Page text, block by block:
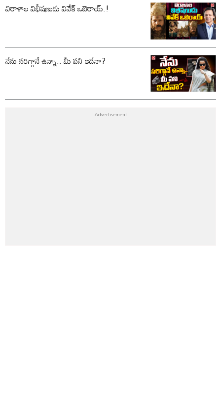
విరాళాల విభీషణుడు వివేక్ ఒబెరాయ్.!
నేను సరిగ్గానే ఉన్నా.. మీ పని ఇదేనా?